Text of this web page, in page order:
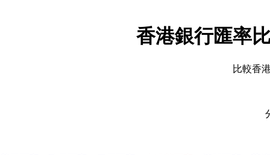
香港銀行匯率
比較香